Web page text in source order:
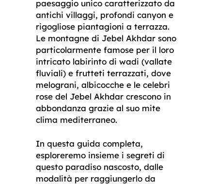
paesaggio unico caratterizzato da
antichi villaggi, profondi canyon e
rigogliose piantagioni a terrazza.
Le montagne di Jebel Akhdar sono
particolarmente famose per il loro
intricato labirinto di wadi (vallate
fluviali) e frutteti terrazzati, dove
melograni, albicocche e le celebri
rose del Jebel Akhdar crescono in
abbondanza grazie al suo mite
clima mediterraneo.
In questa guida completa,
esploreremo insieme i segreti di
questo paradiso nascosto, dalle
modalità per raggiungerlo da